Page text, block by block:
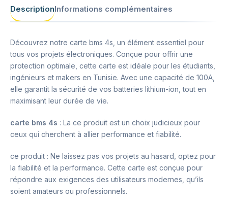
DescriptionInformations complémentaires
Découvrez notre carte bms 4s, un élément essentiel pour
tous vos projets électroniques. Conçue pour offrir une
protection optimale, cette carte est idéale pour les étudiants,
ingénieurs et makers en Tunisie. Avec une capacité de 100A,
elle garantit la sécurité de vos batteries lithium-ion, tout en
maximisant leur durée de vie.
carte bms 4s : La ce produit est un choix judicieux pour
ceux qui cherchent à allier performance et fiabilité.
ce produit : Ne laissez pas vos projets au hasard, optez pour
la fiabilité et la performance. Cette carte est conçue pour
répondre aux exigences des utilisateurs modernes, qu’ils
soient amateurs ou professionnels.